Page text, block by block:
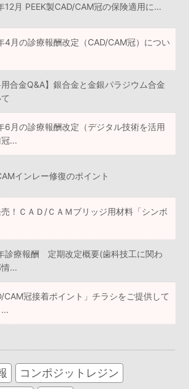
12月 PEEK製CAD/CAM冠の保険適用に...
4月の診療報酬改定（CAD/CAM冠）につい
用合金Q&A】銀合金と金銀パラジウム合金
6月の診療報酬改定（デジタル技術を活用
...
インレー修復のポイント
！ＣＡＤ/ＣＡＭブリッジ用材料「シンボ
診療報酬 定期改定概要(歯科技工に関わ
...
CAM冠接着ポイント」チラシをご提供して
コンポジットレジン